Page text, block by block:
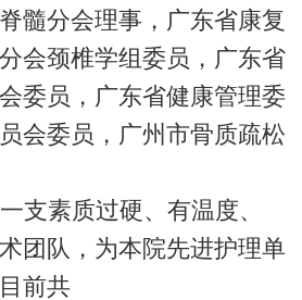
髓分会理事，广东省康复
会颈椎学组委员，广东省
委员，广东省健康管理委
会委员，广州市骨质疏松
支素质过硬、有温度、
团队，为本院先进护理单
前共